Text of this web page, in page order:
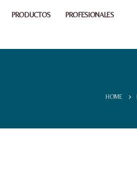
PRODUCTOS PROFESIONALES
HOME